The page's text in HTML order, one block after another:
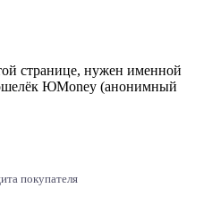
странице, нужен именной
ЮMoney (анонимный
покупателя